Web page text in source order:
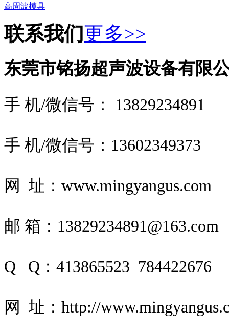
高周波模具
联系我们更多>>
东莞市铭扬超声波设备有限
手 机/微信号： 13829234891
手 机/微信号： 13602349373
网 址：www.mingyangus.com
邮 箱：13829234891@163.com
Q Q：413865523 784422676
网 址：http://